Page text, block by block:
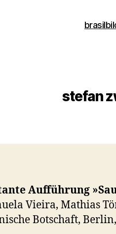
stefan
Aufführung
Vieira, Mathias
Botschaft,